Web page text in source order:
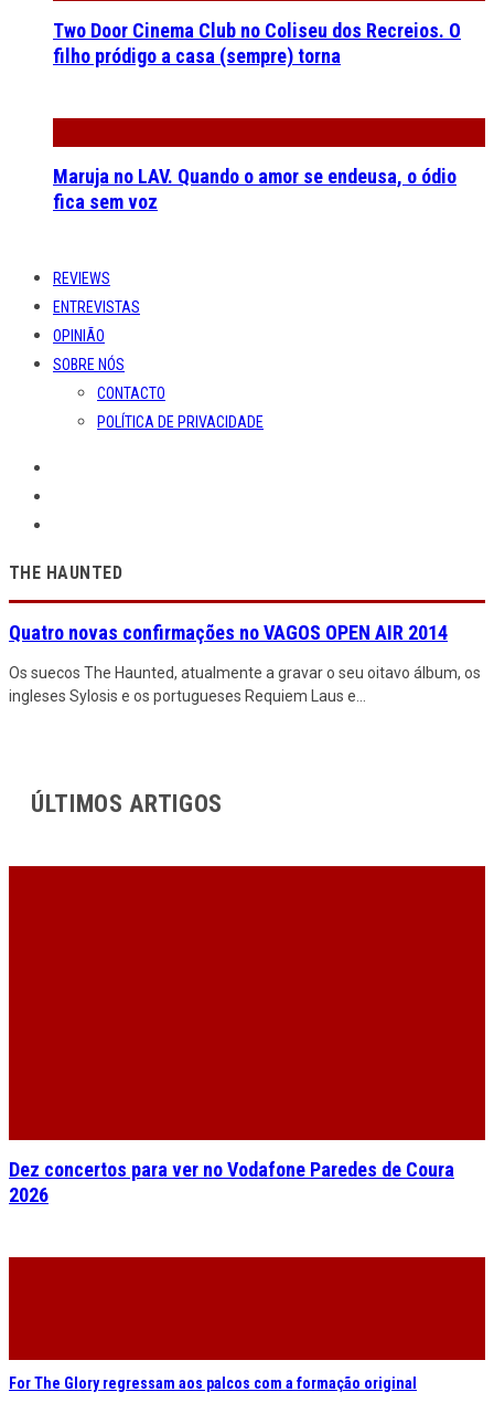
Two Door Cinema Club no Coliseu dos Recreios. O
filho pródigo a casa (sempre) torna
Maruja no LAV. Quando o amor se endeusa, o ódio
fica sem voz
REVIEWS
ENTREVISTAS
OPINIÃO
SOBRE NÓS
CONTACTO
POLÍTICA DE PRIVACIDADE
THE HAUNTED
Quatro novas confirmações no VAGOS OPEN AIR 2014
Os suecos The Haunted, atualmente a gravar o seu oitavo álbum, os
ingleses Sylosis e os portugueses Requiem Laus e...
ÚLTIMOS ARTIGOS
Dez concertos para ver no Vodafone Paredes de Coura
2026
For The Glory regressam aos palcos com a formação original